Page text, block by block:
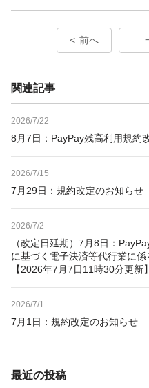
前へ
関連記事
2026/7/22
8月7日：PayPay残高利用規約
2026/7/15
7月29日：規約改定のお知らせ
2026/7/2
（改定日延期）7月8日：
に基づく電子決済等代行業に
【2026年7月7日11時30分更新】
2026/7/1
7月1日：規約改定のお知らせ
最近の投稿